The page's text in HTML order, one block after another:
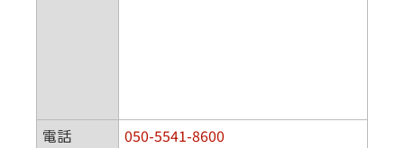
電話
050-5541-8600